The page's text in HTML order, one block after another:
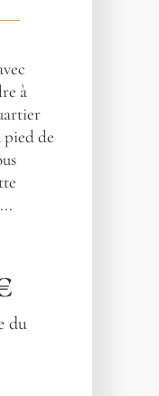
à
pied de
du